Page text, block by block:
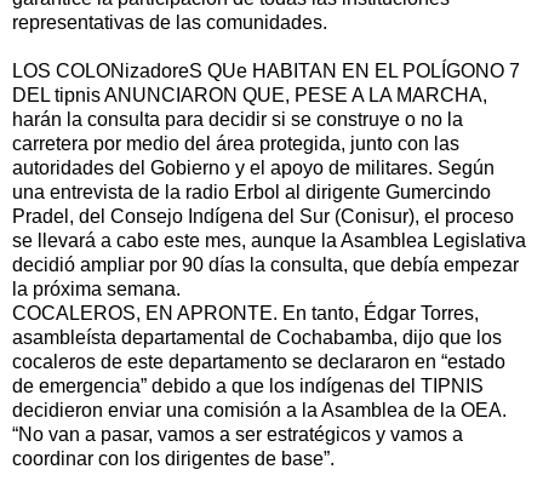
representativas de las comunidades.
LOS COLONizadoreS QUe HABITAN EN EL POLÍGONO 7
DEL tipnis ANUNCIARON QUE, PESE A LA MARCHA,
harán la consulta para decidir si se construye o no la
carretera por medio del área protegida, junto con las
autoridades del Gobierno y el apoyo de militares. Según
una entrevista de la radio Erbol al dirigente Gumercindo
Pradel, del Consejo Indígena del Sur (Conisur), el proceso
se llevará a cabo este mes, aunque la Asamblea Legislativa
decidió ampliar por 90 días la consulta, que debía empezar
la próxima semana.
COCALEROS, EN APRONTE. En tanto, Édgar Torres,
asambleísta departamental de Cochabamba, dijo que los
cocaleros de este departamento se declararon en “estado
de emergencia” debido a que los indígenas del TIPNIS
decidieron enviar una comisión a la Asamblea de la OEA.
“No van a pasar, vamos a ser estratégicos y vamos a
coordinar con los dirigentes de base”.